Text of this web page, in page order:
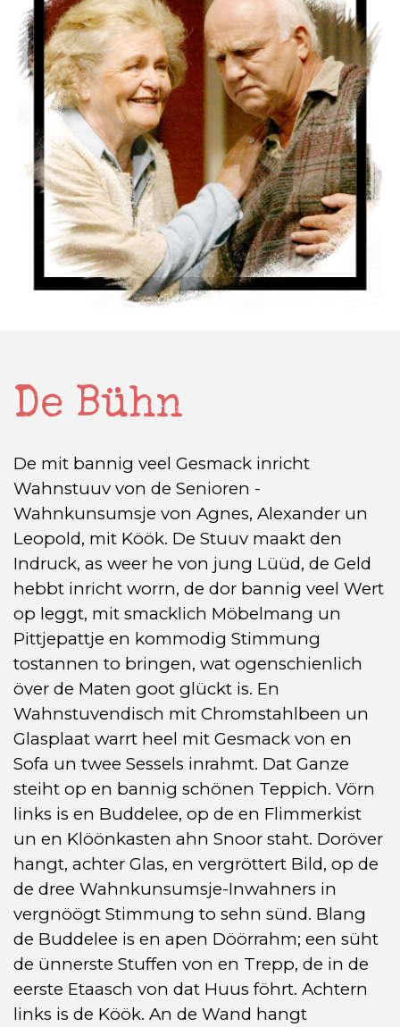
De Bühn
De mit bannig veel Gesmack inricht
Wahnstuuv von de Senioren -
Wahnkunsumsje von Agnes, Alexander un
Leopold, mit Köök. De Stuuv maakt den
Indruck, as weer he von jung Lüüd, de Geld
hebbt inricht worrn, de dor bannig veel Wert
op leggt, mit smacklich Möbelmang un
Pittjepattje en kommodig Stimmung
tostannen to bringen, wat ogenschienlich
över de Maten goot glückt is. En
Wahnstuvendisch mit Chromstahlbeen un
Glasplaat warrt heel mit Gesmack von en
Sofa un twee Sessels inrahmt. Dat Ganze
steiht op en bannig schönen Teppich. Vörn
links is en Buddelee, op de en Flimmerkist
un en Klöönkasten ahn Snoor staht. Doröver
hangt, achter Glas, en vergröttert Bild, op de
de dree Wahnkunsumsje-Inwahners in
vergnöögt Stimmung to sehn sünd. Blang
de Buddelee is en apen Döörrahm; een süht
de ünnerste Stuffen von en Trepp, de in de
eerste Etaasch von dat Huus föhrt. Achtern
links is de Köök. An de Wand hangt